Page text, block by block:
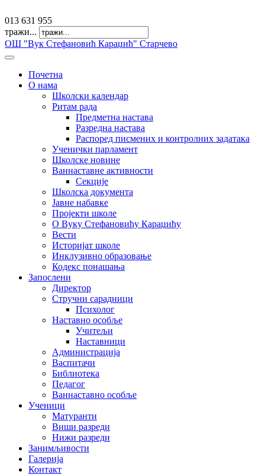
013 631 955
тражи...
ОШ "Вук Стефановић Караџић" Старчево
Почетна
О нама
Школски календар
Ритам рада
Предметна настава
Разредна настава
Распоред писмених и контролних задатака
Ученички парламент
Школске новине
Ваннаставне активности
Секције
Школска документа
Јавне набавке
Пројекти школе
О Вуку Стефановићу Караџићу
Вести
Историјат школе
Инклузивно образовање
Кодекс понашања
Запослени
Директор
Стручни сарадници
Психолог
Наставно особље
Учитељи
Наставници
Администрација
Васпитачи
Библиотека
Педагог
Ваннаставно особље
Ученици
Матуранти
Виши разреди
Нижи разреди
Занимљивости
Галерија
Контакт